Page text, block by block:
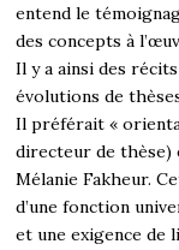
entend le
des concepts à
Il y a ainsi des
évolutions de
Il préférait «
directeur de thèse)
Mélanie Fakheur.
d’une fonction
et une exigence de